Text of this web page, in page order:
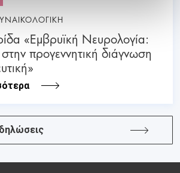
«Εμβρυϊκή Νευρολογία:
προγεννητική διάγνωση